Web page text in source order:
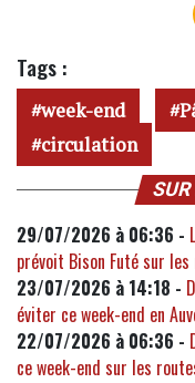
Tags :
week-end
circulation
29/07/2026 à 06:36 -
prévoit Bison Futé sur les
23/07/2026 à 14:18 -
éviter ce week-end en
22/07/2026 à 06:36 -
ce week-end sur les